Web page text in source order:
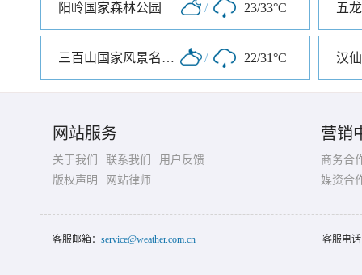
阳岭国家森林公园 / 23/33°C 五
三百山国家风景名胜区 / 22/31°C 汉
网站服务
关于我们 联系我们
用户反馈
版权声明
网站律师
营销
商务合
媒资合
客服邮箱： service@weather.com.cn 客服电